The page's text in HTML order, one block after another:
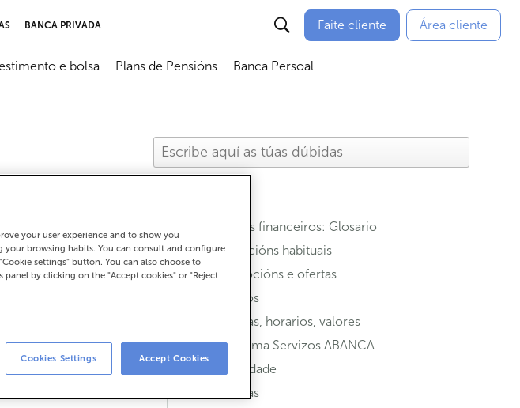
BANCA PRIVADA Faite cliente Área cliente
submenú
e bolsa
Abrir submenú
Plans de Pensións
Abrir submenú
Banca Persoal
á túa
Termos financeiros: Glosario
Operacións habituais
Promocións e ofertas
Seguros
Oficinas, horarios, valores
Programa Servizos ABANCA
Seguridade
Tarxetas
your user experience and to show you
browsing habits. You can consult and configure
settings" button. You can also choose to
by clicking on the "Accept cookies" or "Reject
Cookies Settings Accept Cookies